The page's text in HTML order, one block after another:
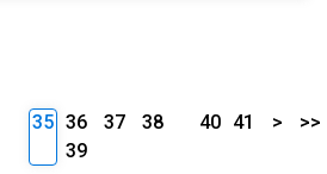
35 36 37
38
39
40 41 > >>